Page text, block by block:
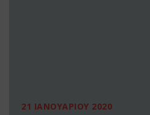
21 ΙΑΝΟΥΑΡΙΟΥ 2020